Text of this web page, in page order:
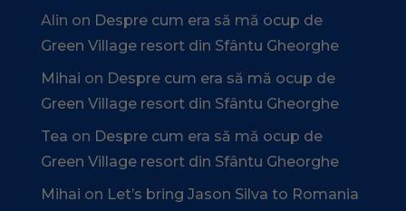
Alin on Despre cum era să mă ocup de
Green Village resort din Sfântu Gheorghe
Mihai on Despre cum era să mă ocup de
Green Village resort din Sfântu Gheorghe
Tea on Despre cum era să mă ocup de
Green Village resort din Sfântu Gheorghe
Mihai on Let’s bring Jason Silva to Romania